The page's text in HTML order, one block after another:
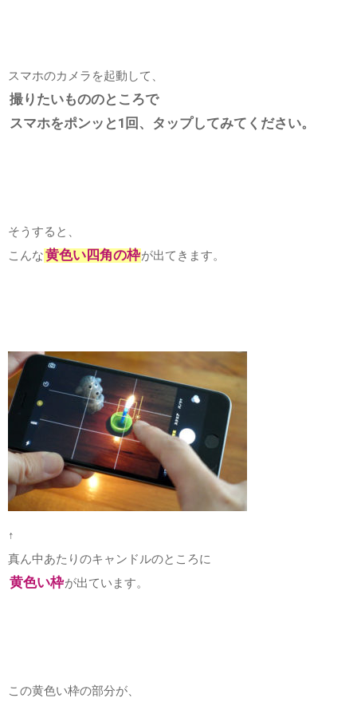
スマホのカメラを起動して、
撮りたいもののところで
スマホをポンッと1回、タップしてみてください。
そうすると、
こんな黄色い四角の枠が出てきます。
↑
真ん中あたりのキャンドルのところに
黄色い枠が出ています。
この黄色い枠の部分が、